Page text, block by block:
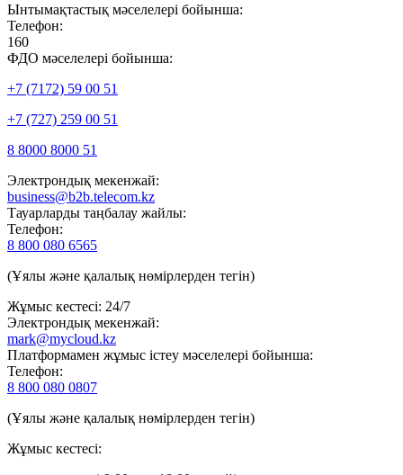
Ынтымақтастық мәселелері бойынша:
Телефон:
160
ФДО мәселелері бойынша:
+7 (7172) 59 00 51
+7 (727) 259 00 51
8 8000 8000 51
Электрондық мекенжай:
business@b2b.telecom.kz
Тауарларды таңбалау жайлы:
Телефон:
8 800 080 6565
(Ұялы және қалалық нөмірлерден тегін)
Жұмыс кестесі: 24/7
Электрондық мекенжай:
mark@mycloud.kz
Платформамен жұмыс істеу мәселелері бойынша:
Телефон:
8 800 080 0807
(Ұялы және қалалық нөмірлерден тегін)
Жұмыс кестесі: